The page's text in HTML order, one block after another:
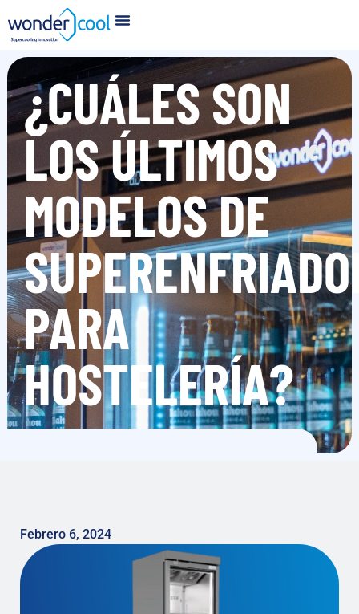
¿CUÁLES SON
LOS ÚLTIMOS
MODELOS DE
PARA
HOSTELERÍA?
Febrero 6, 2024